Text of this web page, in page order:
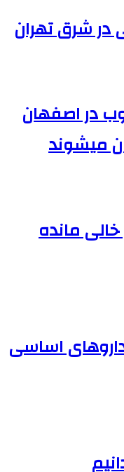
شرق تهران
در اصفهان
میشوند
مانده
اساسی